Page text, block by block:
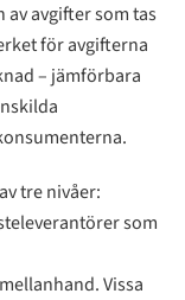
avgifter som tas
för avgifterna
– jämförbara
av tre nivåer:
som
Vissa